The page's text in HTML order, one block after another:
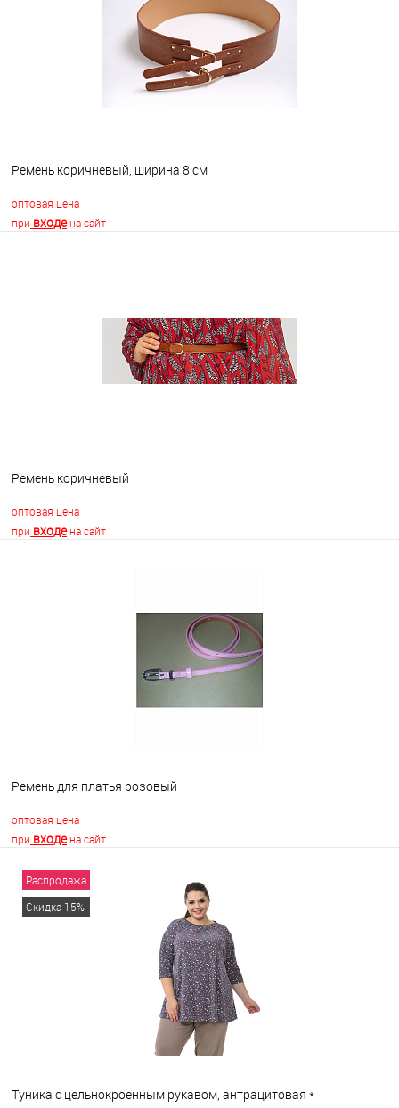
В наличии
Ремень коричневый, ширина 8 см
оптовая цена
при входена сайт
В наличии
Ремень коричневый
оптовая цена
при входена сайт
Недоступно
Ремень для платья розовый
оптовая цена
при входена сайт
В корзину
Распродажа
Скидка 15%
Туника с цельнокроенным рукавом, антрацитовая *